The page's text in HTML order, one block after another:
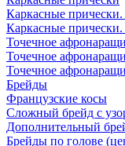
Каркасные
Каркасные
Точечное
Точечное
Точечное
Брейды
Французские косы
Сложный брейд с
Дополнительный
Брейды по голове